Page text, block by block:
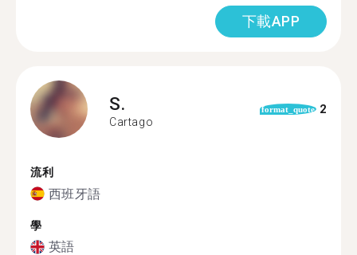
下載APP
S.
Cartago
format_quote 2
流利
西班牙語
學
英語